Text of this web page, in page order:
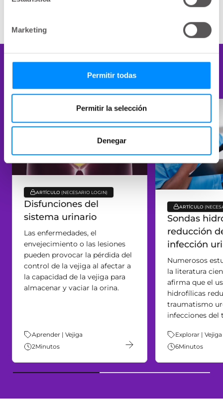
Marketing
Permitir todas
Permitir la selección
Denegar
Artículos relacionados
Disfunciones del
sistema urinario
key:global.content-type:
ARTÍCULO
Las enfermedades, el
envejecimiento o las lesiones
pueden provocar la pérdida del
control de la vejiga al afectar a
la capacidad de la vejiga para
almacenar y vaciar la orina.
Tema:
Aprender | Vejiga
2Minutos
Sondas
reducción
infección
ARTÍCULO
Numerosos
la literatura
afirma que el
hidrofílicas
traumatismo
infecciones del
Tema:
Explorar | Vejiga
6Minutos